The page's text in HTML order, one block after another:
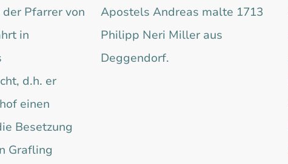
Pfarrer von
in
d.h. er
einen
Besetzung
Grafling
Apostels Andreas malte 1713
Philipp Neri Miller aus
Deggendorf.